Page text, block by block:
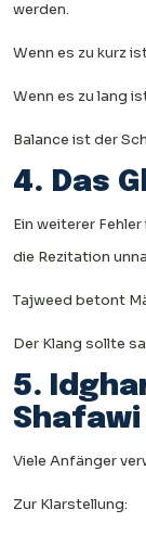
werden.
Wenn es zu kurz
Wenn es zu lang
Balance ist der
4. Das
Ein weiterer
die Rezitation
Tajweed betont
Der Klang sollte
5.
Viele Anfänger
Zur Klarstellung: